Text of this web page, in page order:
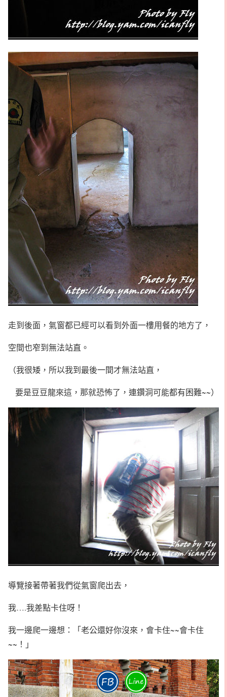
走到後面，氣窗都已經可以看到外面一樓用餐的地方了，
空間也窄到無法站直。
（我很矮，所以我到最後一間才無法站直，
要是豆豆龍來這，那就恐怖了，連鑽洞可能都有困難~~）
導覽接著帶著我們從氣窗爬出去，
我….我差點卡住呀！
我一邊爬一邊想：「老公還好你沒來，會卡住~~會卡住
~~！」